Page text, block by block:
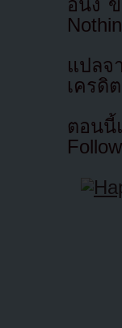
อนึ่ง
แปล
เครดิ
ตอนนี้